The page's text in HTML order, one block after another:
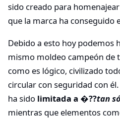
sido creado para
que la marca ha conseguido
Debido a esto hoy podemos
mismo moldeo campeón de
como es lógico, civilizado
circular con seguridad con
ha sido limitada a �??tan
mientras que elementos